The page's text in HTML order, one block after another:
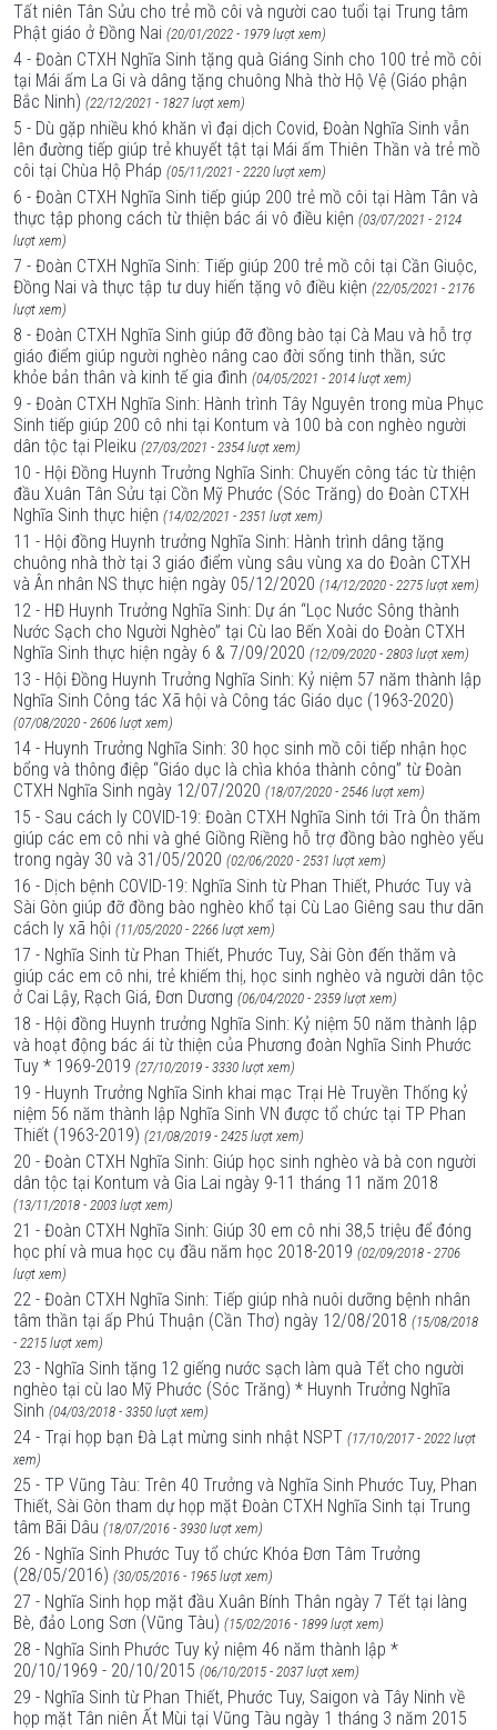
Tất niên Tân Sửu cho trẻ mồ côi và người cao tuổi tại Trung tâm
Phật giáo ở Đồng Nai (20/01/2022 - 1979 lượt xem)
4 - Đoàn CTXH Nghĩa Sinh tặng quà Giáng Sinh cho 100 trẻ mồ côi
tại Mái ấm La Gi và dâng tặng chuông Nhà thờ Hộ Vệ (Giáo phận
Bắc Ninh) (22/12/2021 - 1827 lượt xem)
5 - Dù gặp nhiều khó khăn vì đại dịch Covid, Đoàn Nghĩa Sinh vẫn
lên đường tiếp giúp trẻ khuyết tật tại Mái ấm Thiên Thần và trẻ mồ
côi tại Chùa Hộ Pháp (05/11/2021 - 2220 lượt xem)
6 - Đoàn CTXH Nghĩa Sinh tiếp giúp 200 trẻ mồ côi tại Hàm Tân và
thực tập phong cách từ thiện bác ái vô điều kiện (03/07/2021 - 2124
lượt xem)
7 - Đoàn CTXH Nghĩa Sinh: Tiếp giúp 200 trẻ mồ côi tại Cần Giuộc,
Đồng Nai và thực tập tư duy hiến tặng vô điều kiện (22/05/2021 - 2176
lượt xem)
8 - Đoàn CTXH Nghĩa Sinh giúp đỡ đồng bào tại Cà Mau và hỗ trợ
giáo điểm giúp người nghèo nâng cao đời sống tinh thần, sức
khỏe bản thân và kinh tế gia đình (04/05/2021 - 2014 lượt xem)
9 - Đoàn CTXH Nghĩa Sinh: Hành trình Tây Nguyên trong mùa Phục
Sinh tiếp giúp 200 cô nhi tại Kontum và 100 bà con nghèo người
dân tộc tại Pleiku (27/03/2021 - 2354 lượt xem)
10 - Hội Đồng Huynh Trưởng Nghĩa Sinh: Chuyến công tác từ thiện
đầu Xuân Tân Sửu tại Cồn Mỹ Phước (Sóc Trăng) do Đoàn CTXH
Nghĩa Sinh thực hiện (14/02/2021 - 2351 lượt xem)
11 - Hội đồng Huynh trưởng Nghĩa Sinh: Hành trình dâng tặng
chuông nhà thờ tại 3 giáo điểm vùng sâu vùng xa do Đoàn CTXH
và Ân nhân NS thực hiện ngày 05/12/2020 (14/12/2020 - 2275 lượt xem)
12 - HĐ Huynh Trưởng Nghĩa Sinh: Dự án “Lọc Nước Sông thành
Nước Sạch cho Người Nghèo” tại Cù lao Bến Xoài do Đoàn CTXH
Nghĩa Sinh thực hiện ngày 6 & 7/09/2020 (12/09/2020 - 2803 lượt xem)
13 - Hội Đồng Huynh Trưởng Nghĩa Sinh: Kỷ niệm 57 năm thành lập
Nghĩa Sinh Công tác Xã hội và Công tác Giáo dục (1963-2020)
(07/08/2020 - 2606 lượt xem)
14 - Huynh Trưởng Nghĩa Sinh: 30 học sinh mồ côi tiếp nhận học
bổng và thông điệp “Giáo dục là chìa khóa thành công” từ Đoàn
CTXH Nghĩa Sinh ngày 12/07/2020 (18/07/2020 - 2546 lượt xem)
15 - Sau cách ly COVID-19: Đoàn CTXH Nghĩa Sinh tới Trà Ôn thăm
giúp các em cô nhi và ghé Giồng Riềng hỗ trợ đồng bào nghèo yếu
trong ngày 30 và 31/05/2020 (02/06/2020 - 2531 lượt xem)
16 - Dịch bệnh COVID-19: Nghĩa Sinh từ Phan Thiết, Phước Tuy và
Sài Gòn giúp đỡ đồng bào nghèo khổ tại Cù Lao Giêng sau thư dãn
cách ly xã hội (11/05/2020 - 2266 lượt xem)
17 - Nghĩa Sinh từ Phan Thiết, Phước Tuy, Sài Gòn đến thăm và
giúp các em cô nhi, trẻ khiếm thị, học sinh nghèo và người dân tộc
ở Cai Lậy, Rạch Giá, Đơn Dương (06/04/2020 - 2359 lượt xem)
18 - Hội đồng Huynh trưởng Nghĩa Sinh: Kỷ niệm 50 năm thành lập
và hoạt động bác ái từ thiện của Phương đoàn Nghĩa Sinh Phước
Tuy * 1969-2019 (27/10/2019 - 3330 lượt xem)
19 - Huynh Trưởng Nghĩa Sinh khai mạc Trại Hè Truyền Thống kỷ
niệm 56 năm thành lập Nghĩa Sinh VN được tổ chức tại TP Phan
Thiết (1963-2019) (21/08/2019 - 2425 lượt xem)
20 - Đoàn CTXH Nghĩa Sinh: Giúp học sinh nghèo và bà con người
dân tộc tại Kontum và Gia Lai ngày 9-11 tháng 11 năm 2018
(13/11/2018 - 2003 lượt xem)
21 - Đoàn CTXH Nghĩa Sinh: Giúp 30 em cô nhi 38,5 triệu để đóng
học phí và mua học cụ đầu năm học 2018-2019 (02/09/2018 - 2706
lượt xem)
22 - Đoàn CTXH Nghĩa Sinh: Tiếp giúp nhà nuôi dưỡng bệnh nhân
tâm thần tại ấp Phú Thuận (Cần Thơ) ngày 12/08/2018 (15/08/2018
- 2215 lượt xem)
23 - Nghĩa Sinh tặng 12 giếng nước sạch làm quà Tết cho người
nghèo tại cù lao Mỹ Phước (Sóc Trăng) * Huynh Trưởng Nghĩa
Sinh (04/03/2018 - 3350 lượt xem)
24 - Trại họp bạn Đà Lạt mừng sinh nhật NSPT (17/10/2017 - 2022 lượt
xem)
25 - TP Vũng Tàu: Trên 40 Trưởng và Nghĩa Sinh Phước Tuy, Phan
Thiết, Sài Gòn tham dự họp mặt Đoàn CTXH Nghĩa Sinh tại Trung
tâm Bãi Dâu (18/07/2016 - 3930 lượt xem)
26 - Nghĩa Sinh Phước Tuy tổ chức Khóa Đơn Tâm Trưởng
(28/05/2016) (30/05/2016 - 1965 lượt xem)
27 - Nghĩa Sinh họp mặt đầu Xuân Bính Thân ngày 7 Tết tại làng
Bè, đảo Long Sơn (Vũng Tàu) (15/02/2016 - 1899 lượt xem)
28 - Nghĩa Sinh Phước Tuy kỷ niệm 46 năm thành lập *
20/10/1969 - 20/10/2015 (06/10/2015 - 2037 lượt xem)
29 - Nghĩa Sinh từ Phan Thiết, Phước Tuy, Saigon và Tây Ninh về
họp mặt Tân niên Ất Mùi tại Vũng Tàu ngày 1 tháng 3 năm 2015